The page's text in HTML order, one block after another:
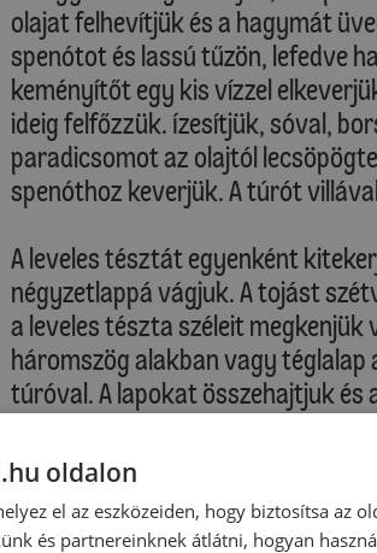
olajat felhevítjük és a hagymát
spenótot és lassú tűzön, lefedve
keményítőt egy kis vízzel
ideig felfőzzük. Ízesítjük, sóval,
paradicsomot az olajtól
spenóthoz keverjük. A túrót
A leveles tésztát egyenként
négyzetlappá vágjuk. A tojást
a leveles tészta széleit megkenjük
háromszög alakban vagy
túróval. A lapokat összehajtjuk és
összenyomjuk. A háromszögeket
A tojássárgáját felverjük és
tojással megkenjük, majd
oldalon
el az eszközeiden, hogy biztosítsa az
és partnereinknek átlátni, hogyan